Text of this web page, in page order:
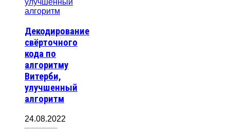
Декодирование
свёрточного
кода по
алгоритму
Витерби,
улучшенный
алгоритм
24.08.2022